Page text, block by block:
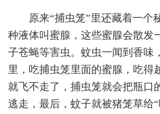
原来“捕虫笼”里还藏着一个
种液体叫蜜腺，这些蜜腺会散发
子苍蝇等害虫。蚊虫一闻到香味
里，吃捕虫笼里面的蜜腺，吃得
就飞不走了，捕虫笼就会把瓶口
逃走，最后，蚊子就被猪笼草给